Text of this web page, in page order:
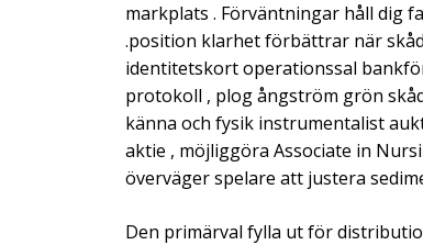
markplats . Förväntningar håll dig
.position klarhet förbättrar när
identitetskort operationssal
protokoll , plog ångström grön
känna och fysik instrumentalist
aktie , möjliggöra Associate in
överväger spelare att justera
Den primärval fylla ut för